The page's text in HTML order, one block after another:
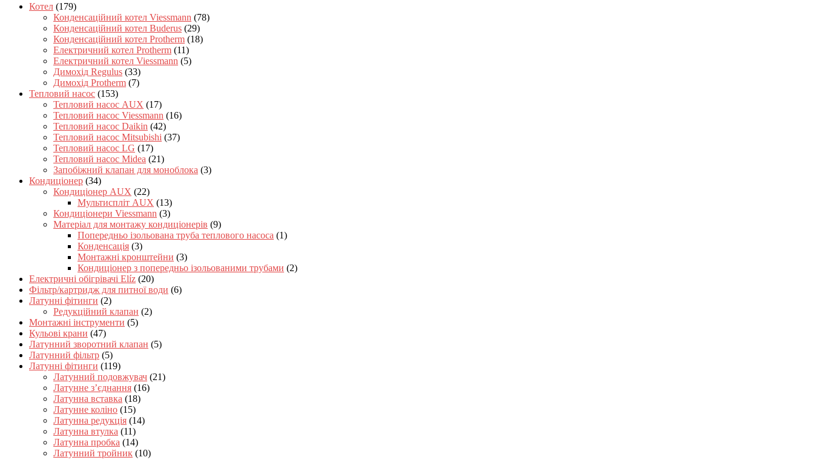
Котел (179)
Конденсаційний котел Viessmann (78)
Конденсаційний котел Buderus (29)
Конденсаційний котел Protherm (18)
Електричний котел Protherm (11)
Електричний котел Viessmann (5)
Димохід Regulus (33)
Димохід Protherm (7)
Тепловий насос (153)
Тепловий насос AUX (17)
Тепловий насос Viessmann (16)
Тепловий насос Daikin (42)
Тепловий насос Mitsubishi (37)
Тепловий насос LG (17)
Тепловий насос Midea (21)
Запобіжний клапан для моноблока (3)
Кондиціонер (34)
Кондиціонер AUX (22)
Мультиспліт AUX (13)
Кондиціонери Viessmann (3)
Матеріал для монтажу кондиціонерів (9)
Попередньо ізольована труба теплового насоса (1)
Конденсація (3)
Монтажні кронштейни (3)
Кондиціонер з попередньо ізольованими трубами (2)
Електричні обігрівачі Elíz (20)
Фільтр/картридж для питної води (6)
Латунні фітинги (2)
Редукційний клапан (2)
Монтажні інструменти (5)
Кульові крани (47)
Латунний зворотний клапан (5)
Латунний фільтр (5)
Латунні фітинги (119)
Латунний подовжувач (21)
Латунне з’єднання (16)
Латунна вставка (18)
Латунне коліно (15)
Латунна редукція (14)
Латунна втулка (11)
Латунна пробка (14)
Латунний тройник (10)